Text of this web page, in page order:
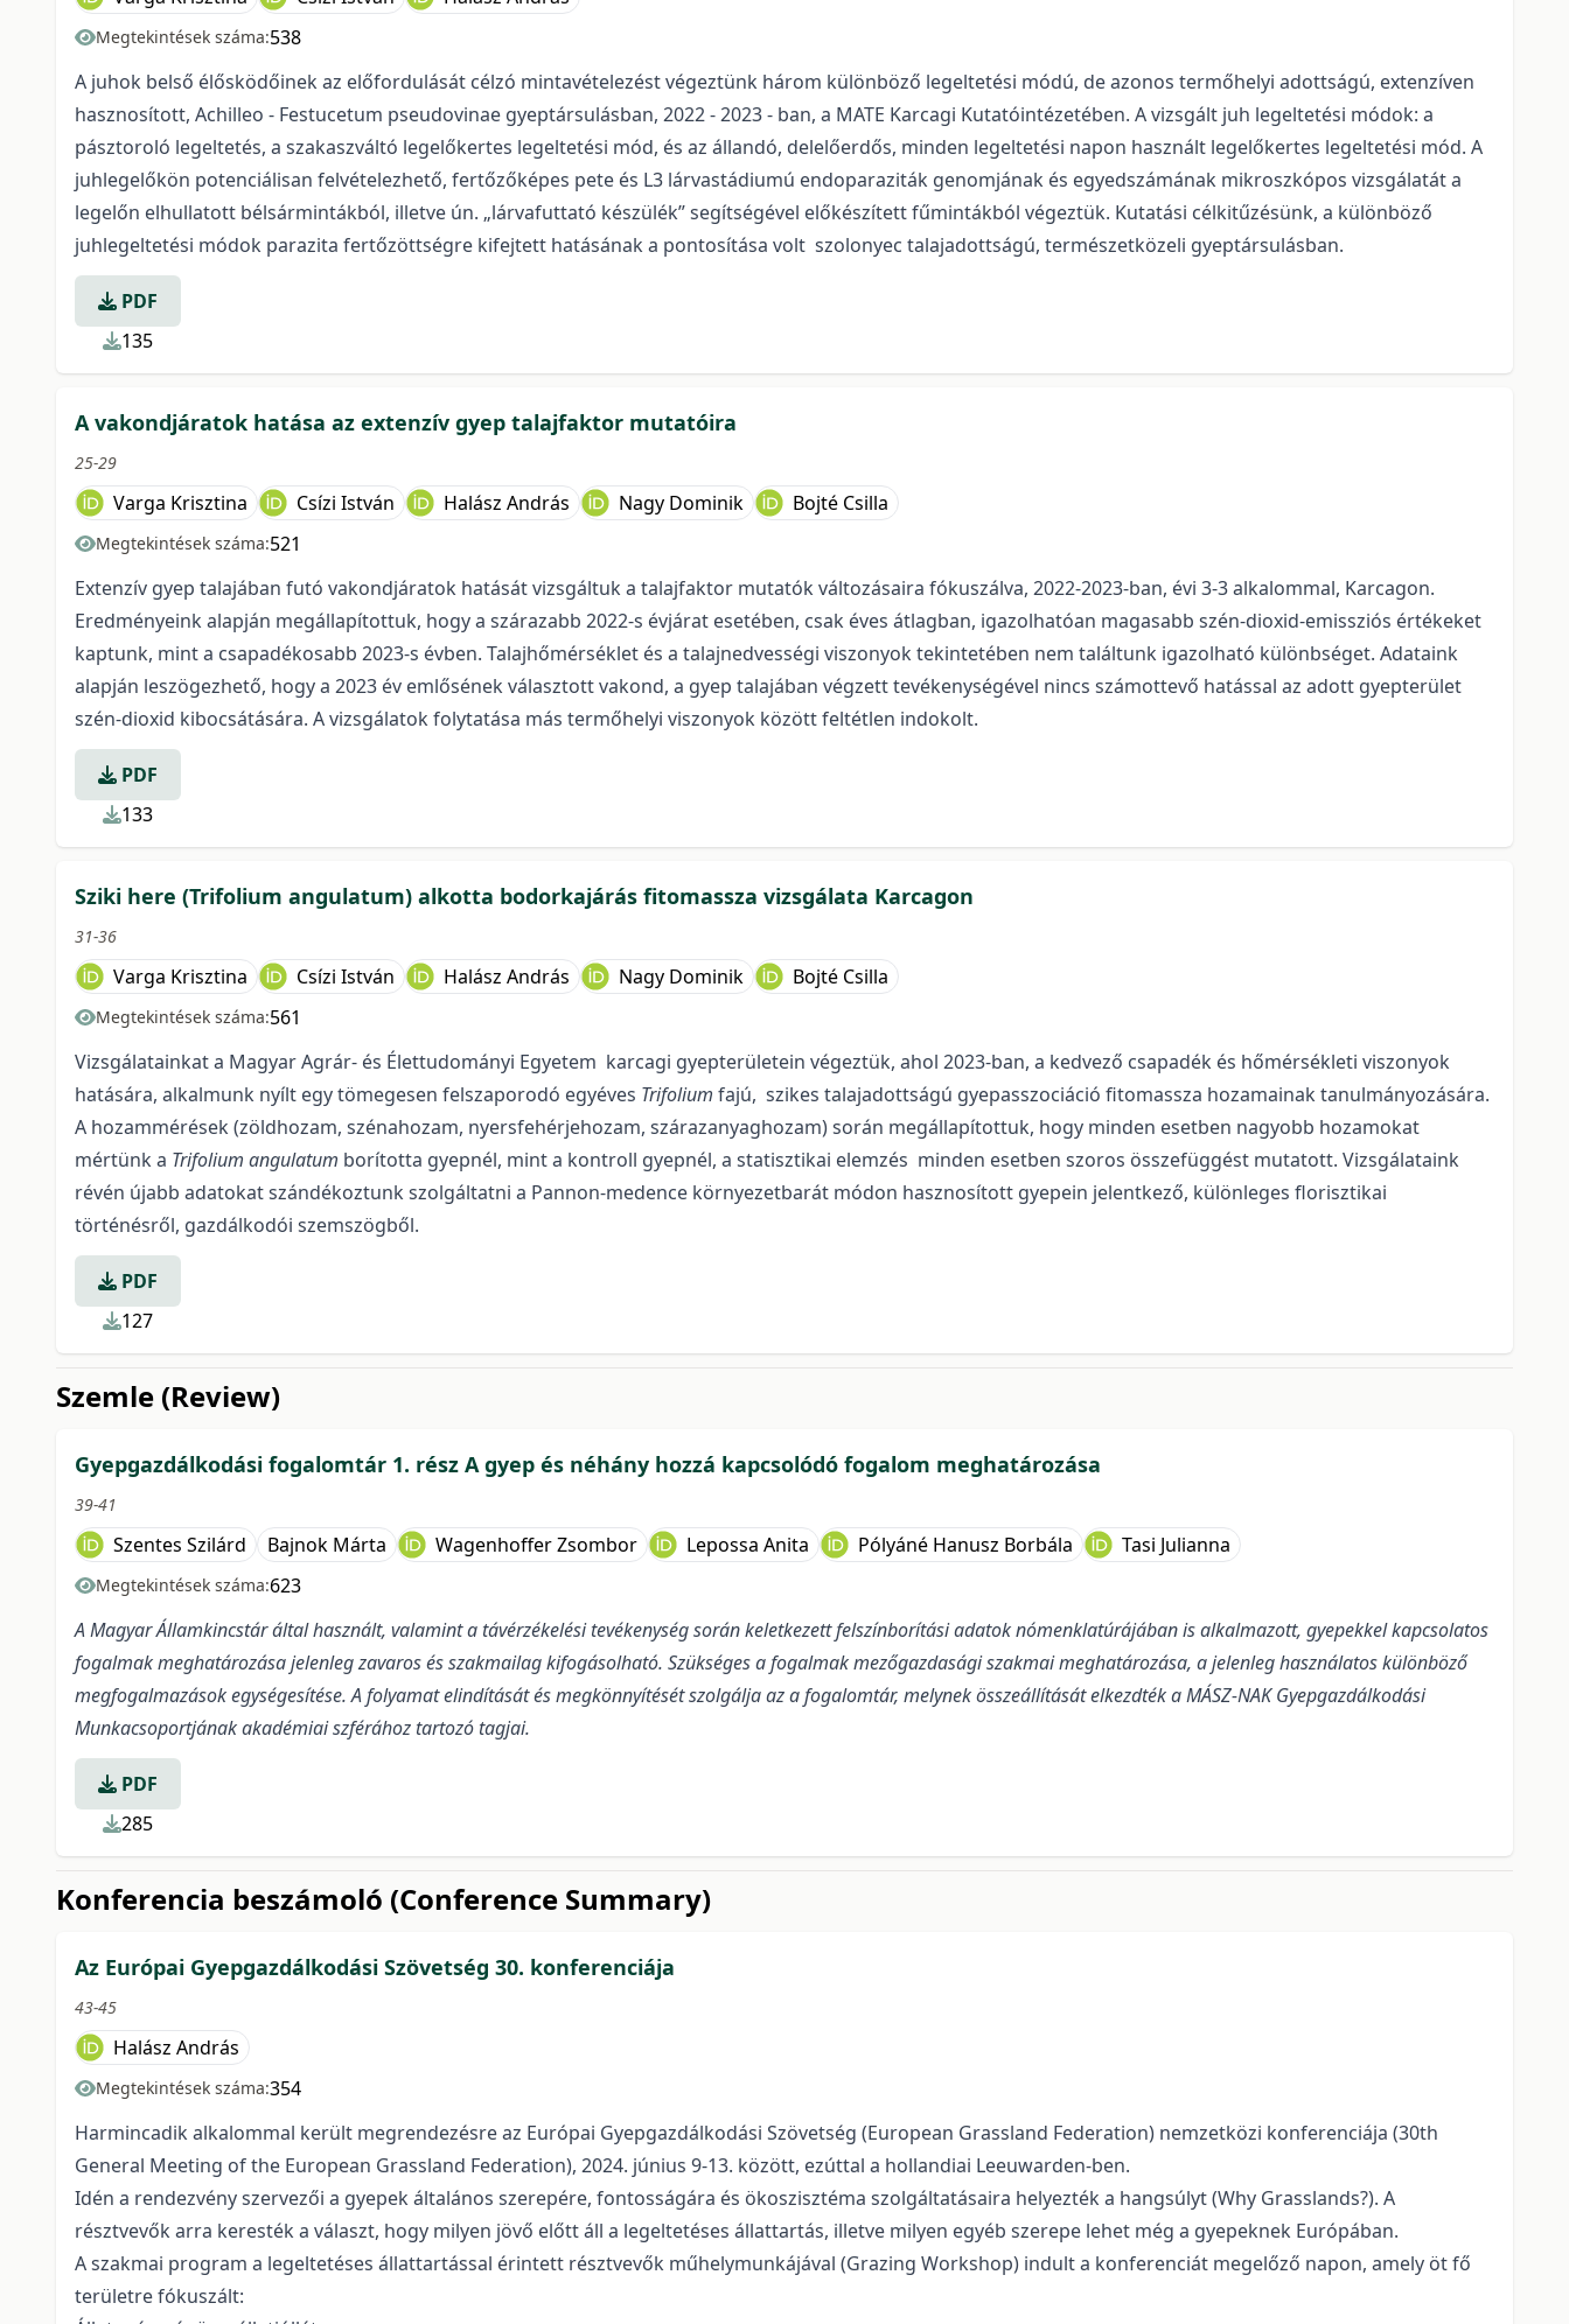
Megtekintések száma:538
A juhok belső élősködőinek az előfordulását célzó mintavételezést végeztünk három különböző legeltetési módú, de azonos termőhelyi adottságú, extenzíven
hasznosított, Achilleo - Festucetum pseudovinae gyeptársulásban, 2022 - 2023 - ban, a MATE Karcagi Kutatóintézetében. A vizsgált juh legeltetési módok: a
pásztoroló legeltetés, a szakaszváltó legelőkertes legeltetési mód, és az állandó, delelőerdős, minden legeltetési napon használt legelőkertes legeltetési mód. A
juhlegelőkön potenciálisan felvételezhető, fertőzőképes pete és L3 lárvastádiumú endoparaziták genomjának és egyedszámának mikroszkópos vizsgálatát a
legelőn elhullatott bélsármintákból, illetve ún. „lárvafuttató készülék” segítségével előkészített fűmintákból végeztük. Kutatási célkitűzésünk, a különböző
juhlegeltetési módok parazita fertőzöttségre kifejtett hatásának a pontosítása volt szolonyec talajadottságú, természetközeli gyeptársulásban.
PDF
135
A vakondjáratok hatása az extenzív gyep talajfaktor mutatóira
25-29
Varga Krisztina Csízi István Halász András Nagy Dominik Bojté Csilla
Megtekintések száma:521
Extenzív gyep talajában futó vakondjáratok hatását vizsgáltuk a talajfaktor mutatók változásaira fókuszálva, 2022-2023-ban, évi 3-3 alkalommal, Karcagon.
Eredményeink alapján megállapítottuk, hogy a szárazabb 2022-s évjárat esetében, csak éves átlagban, igazolhatóan magasabb szén-dioxid-emissziós értékeket
kaptunk, mint a csapadékosabb 2023-s évben. Talajhőmérséklet és a talajnedvességi viszonyok tekintetében nem találtunk igazolható különbséget. Adataink
alapján leszögezhető, hogy a 2023 év emlősének választott vakond, a gyep talajában végzett tevékenységével nincs számottevő hatással az adott gyepterület
szén-dioxid kibocsátására. A vizsgálatok folytatása más termőhelyi viszonyok között feltétlen indokolt.
PDF
133
Sziki here (Trifolium angulatum) alkotta bodorkajárás fitomassza vizsgálata Karcagon
31-36
Varga Krisztina Csízi István Halász András Nagy Dominik Bojté Csilla
Megtekintések száma:561
Vizsgálatainkat a Magyar Agrár- és Élettudományi Egyetem karcagi gyepterületein végeztük, ahol 2023-ban, a kedvező csapadék és hőmérsékleti viszonyok
hatására, alkalmunk nyílt egy tömegesen felszaporodó egyéves Trifolium fajú, szikes talajadottságú gyepasszociáció fitomassza hozamainak tanulmányozására.
A hozammérések (zöldhozam, szénahozam, nyersfehérjehozam, szárazanyaghozam) során megállapítottuk, hogy minden esetben nagyobb hozamokat
mértünk a Trifolium angulatum borította gyepnél, mint a kontroll gyepnél, a statisztikai elemzés minden esetben szoros összefüggést mutatott. Vizsgálataink
révén újabb adatokat szándékoztunk szolgáltatni a Pannon-medence környezetbarát módon hasznosított gyepein jelentkező, különleges florisztikai
történésről, gazdálkodói szemszögből.
PDF
127
Szemle (Review)
Gyepgazdálkodási fogalomtár 1. rész A gyep és néhány hozzá kapcsolódó fogalom meghatározása
39-41
Szentes Szilárd Bajnok Márta Wagenhoffer Zsombor Lepossa Anita Pólyáné Hanusz Borbála Tasi Julianna
Megtekintések száma:623
A Magyar Államkincstár által használt, valamint a távérzékelési tevékenység során keletkezett felszínborítási adatok nómenklatúrájában is alkalmazott, gyepekkel kapcsolatos
fogalmak meghatározása jelenleg zavaros és szakmailag kifogásolható. Szükséges a fogalmak mezőgazdasági szakmai meghatározása, a jelenleg használatos különböző
megfogalmazások egységesítése. A folyamat elindítását és megkönnyítését szolgálja az a fogalomtár, melynek összeállítását elkezdték a MÁSZ-NAK Gyepgazdálkodási
Munkacsoportjának akadémiai szférához tartozó tagjai.
PDF
285
Konferencia beszámoló (Conference Summary)
Az Európai Gyepgazdálkodási Szövetség 30. konferenciája
43-45
Halász András
Megtekintések száma:354
Harmincadik alkalommal került megrendezésre az Európai Gyepgazdálkodási Szövetség (European Grassland Federation) nemzetközi konferenciája (30th
General Meeting of the European Grassland Federation), 2024. június 9-13. között, ezúttal a hollandiai Leeuwarden-ben.
Idén a rendezvény szervezői a gyepek általános szerepére, fontosságára és ökoszisztéma szolgáltatásaira helyezték a hangsúlyt (Why Grasslands?). A
résztvevők arra keresték a választ, hogy milyen jövő előtt áll a legeltetéses állattartás, illetve milyen egyéb szerepe lehet még a gyepeknek Európában.
A szakmai program a legeltetéses állattartással érintett résztvevők műhelymunkájával (Grazing Workshop) indult a konferenciát megelőző napon, amely öt fő
területre fókuszált: